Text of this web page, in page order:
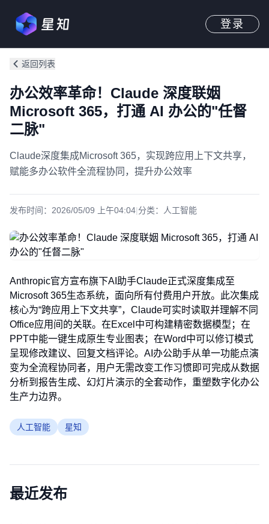
登录
返回列表
办公效率革命！Claude 深度联姻
Microsoft 365，打通 AI 办公的"任督
二脉"
Claude深度集成Microsoft 365，实现跨应用上下文共享，
赋能多办公软件全流程协同，提升办公效率
发布时间： 2026/05/09 上午04:04|分类： 人工智能
Anthropic官方宣布旗下AI助手Claude正式深度集成至
Microsoft 365生态系统，面向所有付费用户开放。此次集成
核心为“跨应用上下文共享”，Claude可实时读取并理解不同
Office应用间的关联。在Excel中可构建精密数据模型；在
PPT中能一键生成原生专业图表；在Word中可以修订模式
呈现修改建议、回复文档评论。AI办公助手从单一功能点演
变为全流程协同者，用户无需改变工作习惯即可完成从数据
分析到报告生成、幻灯片演示的全套动作，重塑数字化办公
生产力边界。
人工智能 星知
最近发布